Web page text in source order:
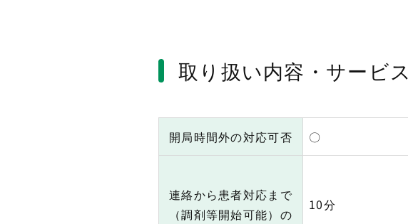
取り扱い内容・サービス
開局時間外の対応可否 〇
連絡から患者対応まで
（調剤等開始可能）の
10分